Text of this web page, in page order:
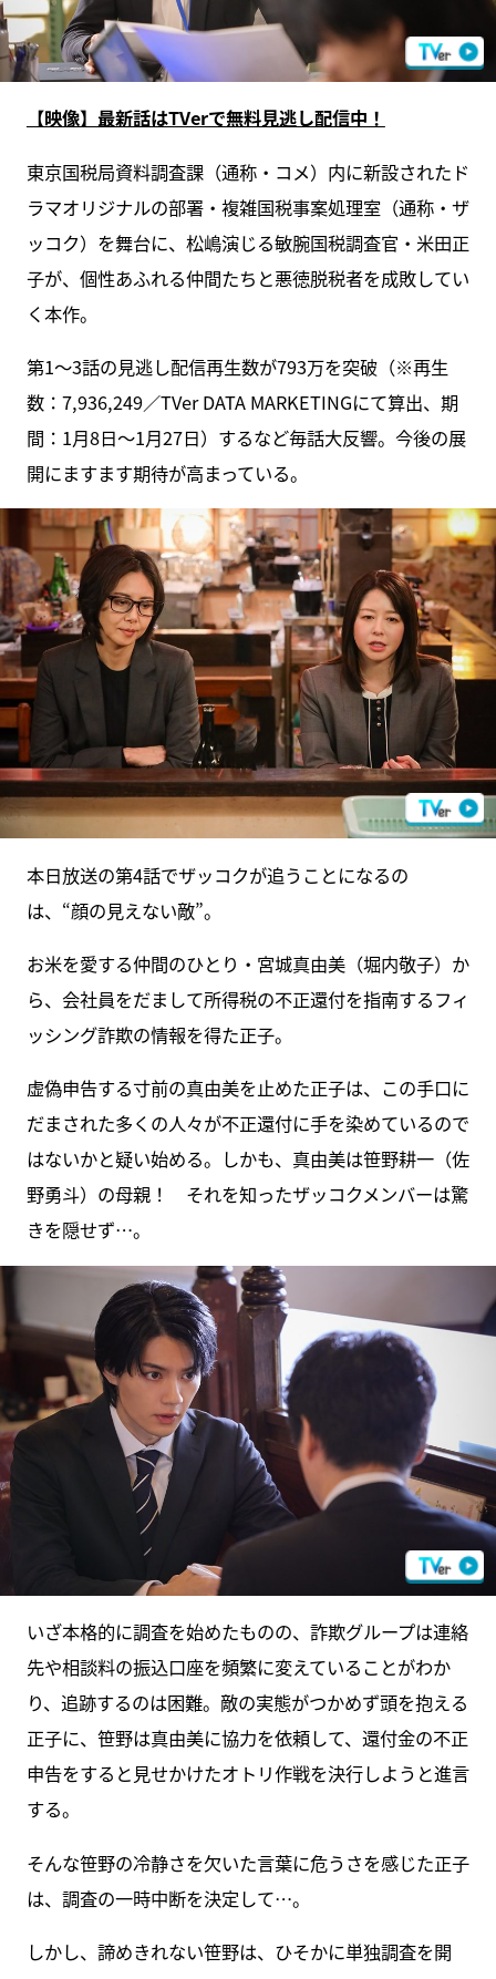
【映像】最新話はTVerで無料見逃し配信中！
東京国税局資料調査課（通称・コメ）内に新設されたド
ラマオリジナルの部署・複雑国税事案処理室（通称・ザ
ッコク）を舞台に、松嶋演じる敏腕国税調査官・米田正
子が、個性あふれる仲間たちと悪徳脱税者を成敗してい
く本作。
第1～3話の見逃し配信再生数が793万を突破（※再生
数：7,936,249／TVer DATA MARKETINGにて算出、期
間：1月8日～1月27日）するなど毎話大反響。今後の展
開にますます期待が高まっている。
本日放送の第4話でザッコクが追うことになるの
は、“顔の見えない敵”。
お米を愛する仲間のひとり・宮城真由美（堀内敬子）か
ら、会社員をだまして所得税の不正還付を指南するフィ
ッシング詐欺の情報を得た正子。
虚偽申告する寸前の真由美を止めた正子は、この手口に
だまされた多くの人々が不正還付に手を染めているので
はないかと疑い始める。しかも、真由美は笹野耕一（佐
野勇斗）の母親！ それを知ったザッコクメンバーは驚
きを隠せず…。
いざ本格的に調査を始めたものの、詐欺グループは連絡
先や相談料の振込口座を頻繁に変えていることがわか
り、追跡するのは困難。敵の実態がつかめず頭を抱える
正子に、笹野は真由美に協力を依頼して、還付金の不正
申告をすると見せかけたオトリ作戦を決行しようと進言
する。
そんな笹野の冷静さを欠いた言葉に危うさを感じた正子
は、調査の一時中断を決定して…。
しかし、諦めきれない笹野は、ひそかに単独調査を開